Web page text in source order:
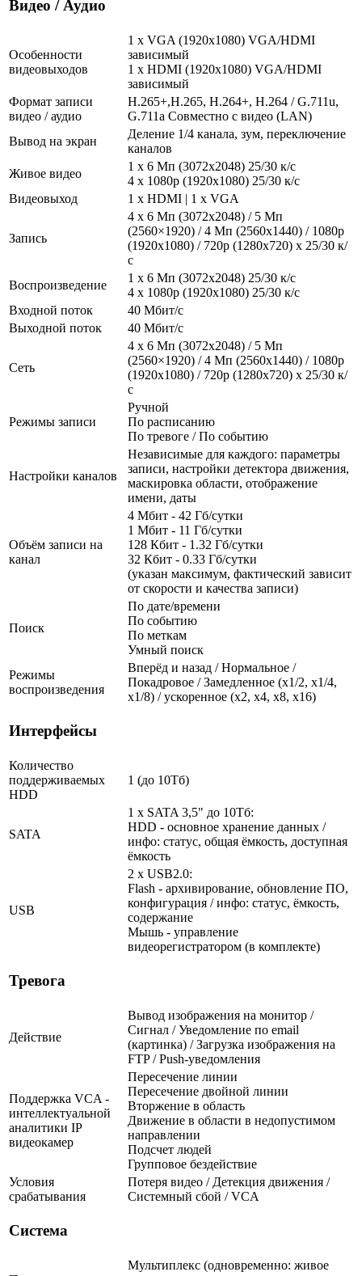
Видео / Аудио
Особенности
видеовыходов
1 x VGA (1920x1080) VGA/HDMI
зависимый
1 x HDMI (1920x1080) VGA/HDMI
зависимый
Формат записи
видео / аудио
H.265+,H.265, H.264+, H.264 / G.711u,
G.711a Совместно с видео (LAN)
Вывод на экран
Деление 1/4 канала, зум, переключение
каналов
Живое видео
1 x 6 Мп (3072х2048) 25/30 к/с
4 х 1080p (1920x1080) 25/30 к/с
Видеовыход
1 x HDMI | 1 x VGA
Запись
4 x 6 Мп (3072х2048) / 5 Мп
(2560×1920) / 4 Мп (2560x1440) / 1080p
(1920x1080) / 720p (1280x720) x 25/30 к/
с
Воспроизведение
1 x 6 Мп (3072х2048) 25/30 к/с
4 х 1080p (1920x1080) 25/30 к/с
Входной поток
40 Мбит/с
Выходной поток
40 Мбит/с
Сеть
4 x 6 Мп (3072х2048) / 5 Мп
(2560×1920) / 4 Мп (2560x1440) / 1080p
(1920x1080) / 720p (1280x720) x 25/30 к/
с
Режимы записи
Ручной
По расписанию
По тревоге / По событию
Настройки каналов
Независимые для каждого: параметры
записи, настройки детектора движения,
маскировка области, отображение
имени, даты
Объём записи на
канал
4 Мбит - 42 Гб/сутки
1 Мбит - 11 Гб/сутки
128 Кбит - 1.32 Гб/сутки
32 Кбит - 0.33 Гб/сутки
(указан максимум, фактический зависит
от скорости и качества записи)
Поиск
По дате/времени
По событию
По меткам
Умный поиск
Режимы
воспроизведения
Вперёд и назад / Нормальное /
Покадровое / Замедленное (х1/2, х1/4,
х1/8) / ускоренное (х2, х4, х8, х16)
Интерфейсы
Количество
поддерживаемых
HDD
1 (до 10Тб)
SATA
1 x SATA 3,5" до 10Тб:
HDD - основное хранение данных /
инфо: статус, общая ёмкость, доступная
ёмкость
USB
2 x USB2.0:
Flash - архивирование, обновление ПО,
конфигурация / инфо: статус, ёмкость,
содержание
Мышь - управление
видеорегистратором (в комплекте)
Тревога
Действие
Вывод изображения на монитор /
Сигнал / Уведомление по email
(картинка) / Загрузка изображения на
FTP / Push-уведомления
Поддержка VCA -
интеллектуальной
аналитики IP
видеокамер
Пересечение линии
Пересечение двойной линии
Вторжение в область
Движение в области в недопустимом
направлении
Подсчет людей
Групповое бездействие
Условия
срабатывания
Потеря видео / Детекция движения /
Системный сбой / VCA
Система
Мультиплекс (одновременно: живое